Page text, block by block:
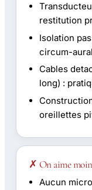
restitution
Isolation
circum-
Cables
long) :
oreillettes
✗ On aime
Aucun